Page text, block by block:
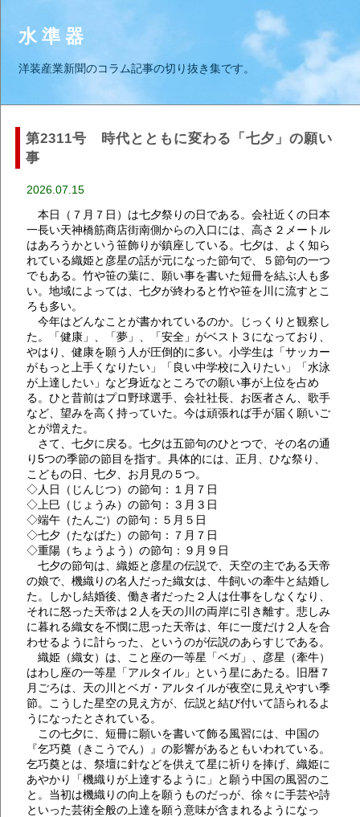
水 準 器
洋装産業新聞のコラム記事の切り抜き集です。
第2311号 時代とともに変わる「七夕」の願い
事
2026.07.15
本日（７月７日）は七夕祭りの日である。会社近くの日本
一長い天神橋筋商店街南側からの入口には、高さ２メートル
はあろうかという笹飾りが鎮座している。七夕は、よく知ら
れている織姫と彦星の話が元になった節句で、５節句の一つ
でもある。竹や笹の葉に、願い事を書いた短冊を結ぶ人も多
い。地域によっては、七夕が終わると竹や笹を川に流すとこ
ろも多い。
今年はどんなことが書かれているのか。じっくりと観察し
た。「健康」、「夢」、「安全」がベスト３になっており、
やはり、健康を願う人が圧倒的に多い。小学生は「サッカー
がもっと上手くなりたい」「良い中学校に入りたい」「水泳
が上達したい」など身近なところでの願い事が上位を占め
る。ひと昔前はプロ野球選手、会社社長、お医者さん、歌手
など、望みを高く持っていた。今は頑張れば手が届く願いご
とが増えた。
さて、七夕に戻る。七夕は五節句のひとつで、その名の通
り5つの季節の節目を指す。具体的には、正月、ひな祭り、
こどもの日、七夕、お月見の５つ。
◇人日（じんじつ）の節句：１月７日
◇上巳（じょうみ）の節句：３月３日
◇端午（たんご）の節句：５月５日
◇七夕（たなばた）の節句：７月７日
◇重陽（ちょうよう）の節句：９月９日
七夕の節句は、織姫と彦星の伝説で、天空の主である天帝
の娘で、機織りの名人だった織女は、牛飼いの牽牛と結婚し
た。しかし結婚後、働き者だった２人は仕事をしなくなり、
それに怒った天帝は２人を天の川の両岸に引き離す。悲しみ
に暮れる織女を不憫に思った天帝は、年に一度だけ２人を合
わせるように計らった、というのが伝説のあらすじである。
織姫（織女）は、こと座の一等星「ベガ」、彦星（牽牛）
はわし座の一等星「アルタイル」という星にあたる。旧暦７
月ごろは、天の川とベガ・アルタイルが夜空に見えやすい季
節。こうした星空の見え方が、伝説と結び付いて語られるよ
うになったとされている。
この七夕に、短冊に願いを書いて飾る風習には、中国の
『乞巧奠（きこうでん）』の影響があるともいわれている。
乞巧奠とは、祭壇に針などを供えて星に祈りを捧げ、織姫に
あやかり「機織りが上達するように」と願う中国の風習のこ
と。当初は機織りの向上を願うものだっが、徐々に手芸や詩
といった芸術全般の上達を願う意味が含まれるようになっ